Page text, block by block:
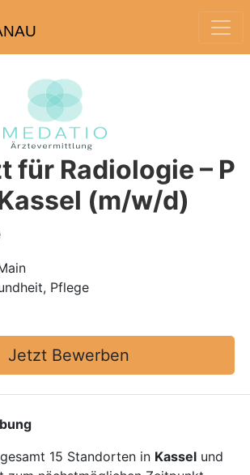
für Radiologie – P
(m/w/d)
Pflege
Jetzt Bewerben
15 Standorten in Kassel und